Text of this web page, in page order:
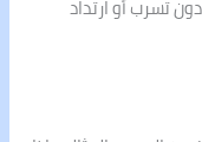
تسرب أو ارتداد